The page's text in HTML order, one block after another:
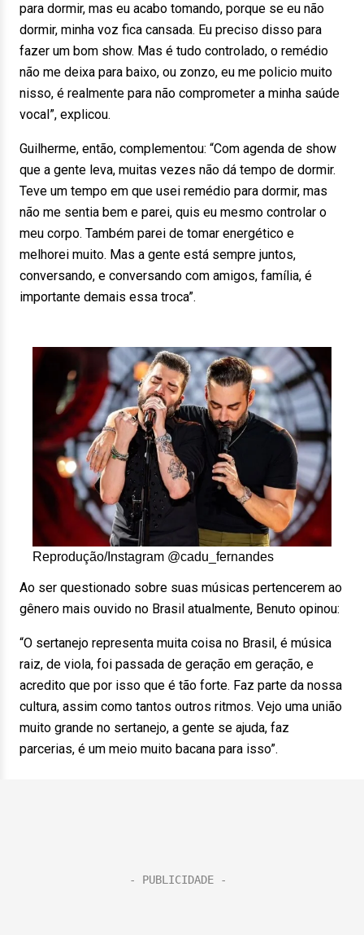
para dormir, mas eu acabo tomando, porque se eu não
dormir, minha voz fica cansada. Eu preciso disso para
fazer um bom show. Mas é tudo controlado, o remédio
não me deixa para baixo, ou zonzo, eu me policio muito
nisso, é realmente para não comprometer a minha saúde
vocal”, explicou.
Guilherme, então, complementou: “Com agenda de show
que a gente leva, muitas vezes não dá tempo de dormir.
Teve um tempo em que usei remédio para dormir, mas
não me sentia bem e parei, quis eu mesmo controlar o
meu corpo. Também parei de tomar energético e
melhorei muito. Mas a gente está sempre juntos,
conversando, e conversando com amigos, família, é
importante demais essa troca”.
Reprodução/Instagram @cadu_fernandes
Ao ser questionado sobre suas músicas pertencerem ao
gênero mais ouvido no Brasil atualmente, Benuto opinou:
“O sertanejo representa muita coisa no Brasil, é música
raiz, de viola, foi passada de geração em geração, e
acredito que por isso que é tão forte. Faz parte da nossa
cultura, assim como tantos outros ritmos. Vejo uma união
muito grande no sertanejo, a gente se ajuda, faz
parcerias, é um meio muito bacana para isso”.